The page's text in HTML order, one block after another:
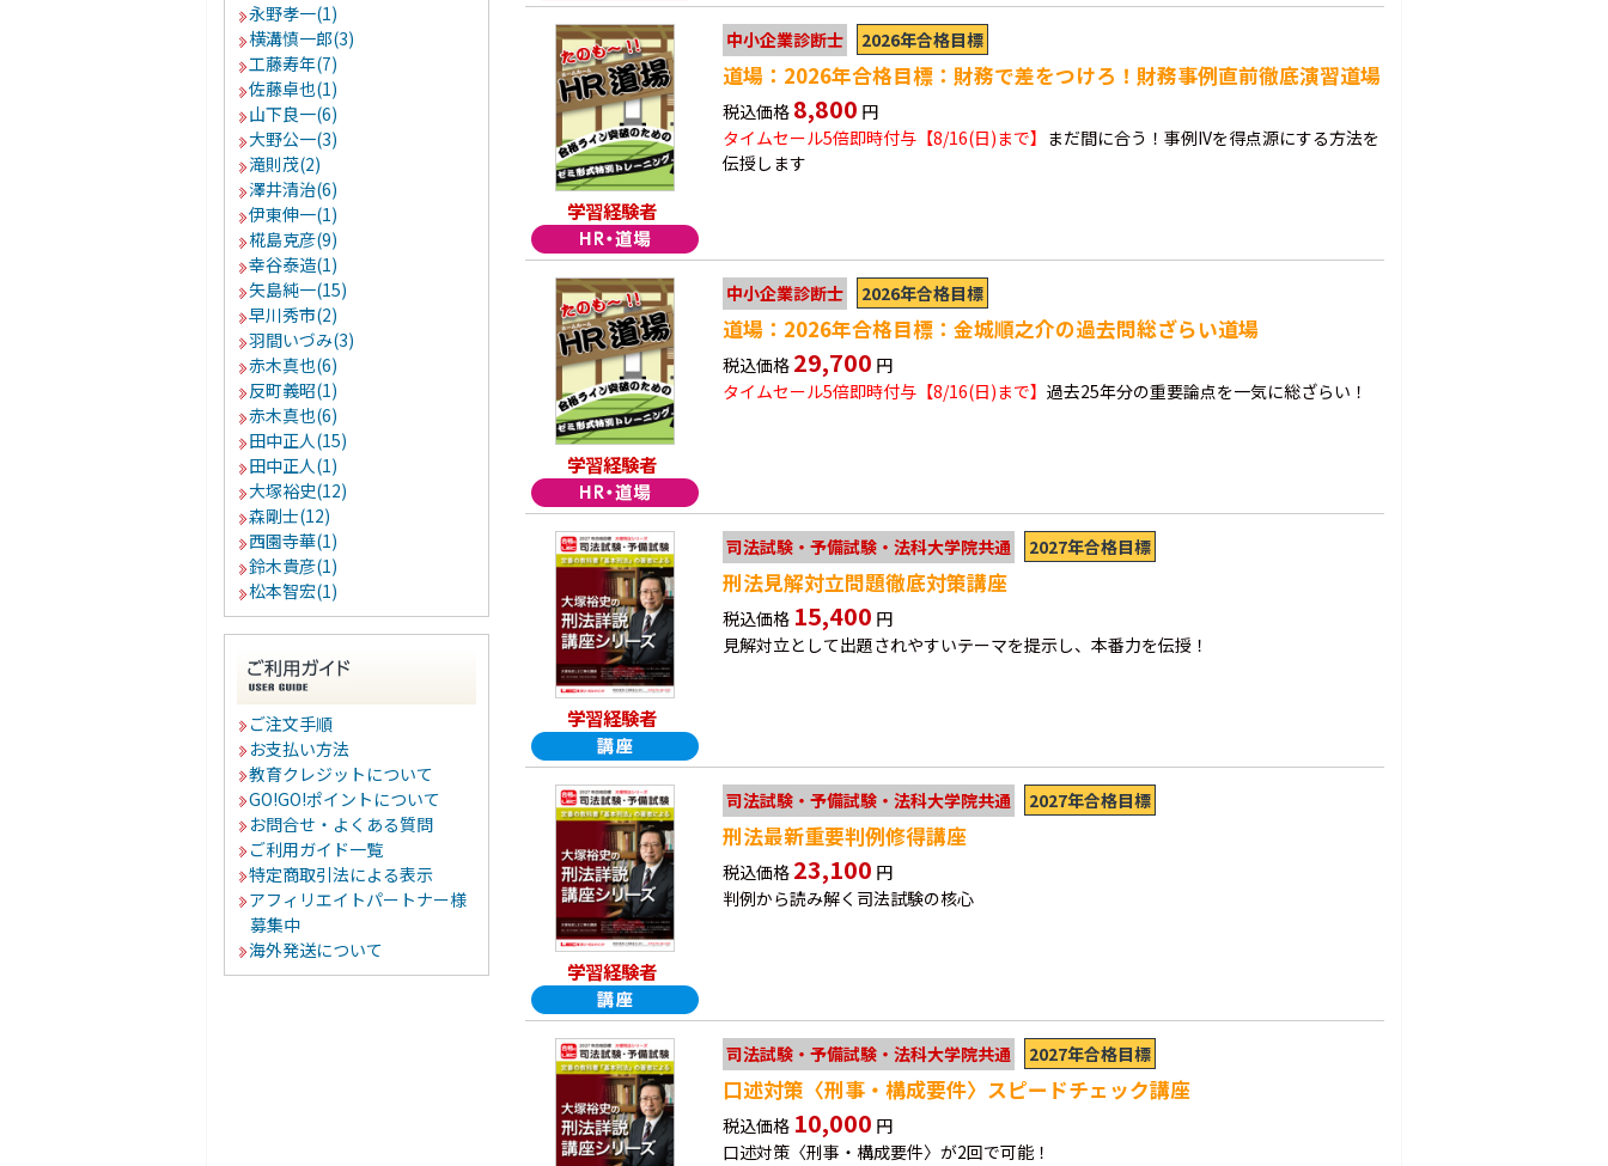
永野孝一(1)
横溝慎一郎(3)
工藤寿年(7)
佐藤卓也(1)
山下良一(6)
大野公一(3)
滝則茂(2)
澤井清治(6)
伊東伸一(1)
椛島克彦(9)
幸谷泰造(1)
矢島純一(15)
早川秀市(2)
羽間いづみ(3)
赤木真也(6)
反町義昭(1)
赤木真也(6)
田中正人(15)
田中正人(1)
大塚裕史(12)
森剛士(12)
西園寺華(1)
鈴木貴彦(1)
松本智宏(1)
ご注文手順
お支払い方法
教育クレジットについて
GO!GO!ポイントについて
お問合せ・よくある質問
ご利用ガイド一覧
特定商取引法による表示
アフィリエイトパートナー様
募集中
海外発送について
学習経験者
中小企業診断士 2026年合格目標
道場：2026年合格目標：財務で差をつけろ！財務事例直前徹底演習道場
税込価格 8,800 円
タイムセール5倍即時付与【8/16(日)まで】 まだ間に合う！事例IVを得点源にする方法を
伝授します
学習経験者
中小企業診断士 2026年合格目標
道場：2026年合格目標：金城順之介の過去問総ざらい道場
税込価格 29,700 円
タイムセール5倍即時付与【8/16(日)まで】過去25年分の重要論点を一気に総ざらい！
学習経験者
司法試験・予備試験・法科大学院共通 2027年合格目標
刑法見解対立問題徹底対策講座
税込価格 15,400 円
見解対立として出題されやすいテーマを提示し、本番力を伝授！
学習経験者
司法試験・予備試験・法科大学院共通 2027年合格目標
刑法最新重要判例修得講座
税込価格 23,100 円
判例から読み解く司法試験の核心
司法試験・予備試験・法科大学院共通 2027年合格目標
口述対策〈刑事・構成要件〉スピードチェック講座
税込価格 10,000 円
口述対策〈刑事・構成要件〉が2回で可能！